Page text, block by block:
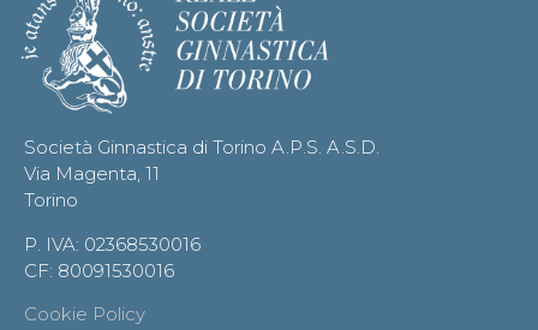
Società Ginnastica di Torino A.P.S. A.S.D.
Via Magenta, 11
Torino
P. IVA: 02368530016
CF: 80091530016
Cookie Policy